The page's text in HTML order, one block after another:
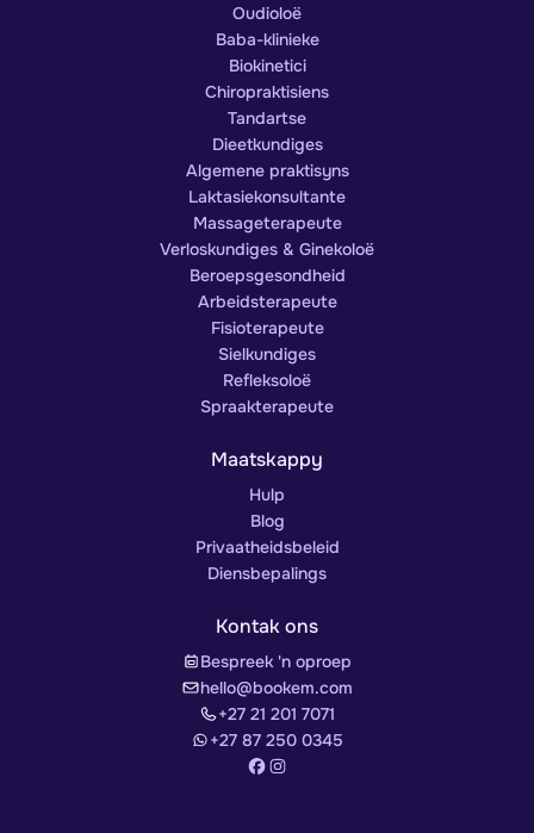
Oudioloë
Baba-klinieke
Biokinetici
Chiropraktisiens
Tandartse
Dieetkundiges
Algemene praktisyns
Laktasiekonsultante
Massageterapeute
Verloskundiges & Ginekoloë
Beroepsgesondheid
Arbeidsterapeute
Fisioterapeute
Sielkundiges
Refleksoloë
Spraakterapeute
Maatskappy
Hulp
Blog
Privaatheidsbeleid
Diensbepalings
Kontak ons
Bespreek 'n oproep
hello@bookem.com
+27 21 201 7071
+27 87 250 0345